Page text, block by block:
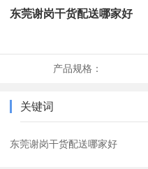
东莞谢岗干货配送哪家好
产品规格：
关键词
东莞谢岗干货配送哪家好